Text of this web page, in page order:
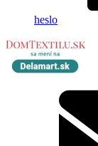
heslo